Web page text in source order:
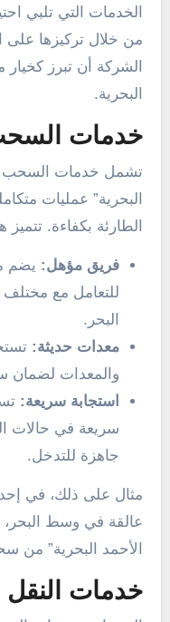
الخدمات التي تلبي
من خلال تركيزها على
الشركة أن تبرز
البحرية.
خدمات السحب
تشمل خدمات السحب
البحرية” عمليات
الطارئة بكفاءة.
فريق مؤهل: يضم
للتعامل مع
البحر.
معدات حديثة:
والمعدات لضمان
استجابة سريعة:
سريعة في حالات
جاهزة للتدخل.
مثال على ذلك، في
عالقة في وسط
الأحمد البحرية” من
خدمات